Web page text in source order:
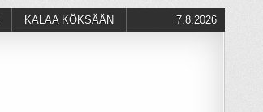
KALAA KÖKSÄÄN 7.8.2026